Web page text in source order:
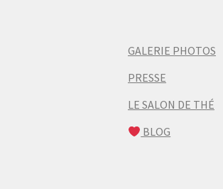
GALERIE PHOTOS
PRESSE
LE SALON DE THÉ
BLOG